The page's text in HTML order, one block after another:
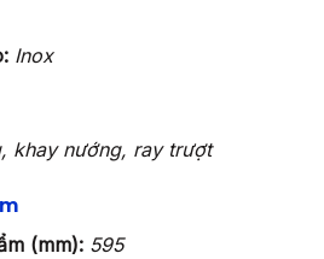
Inox
khay nướng, ray trượt
(mm): 595